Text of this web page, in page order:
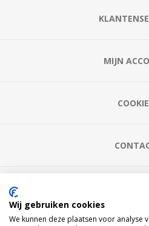
MIJN
Wij gebruiken cookies
We kunnen deze plaatsen voor analyse